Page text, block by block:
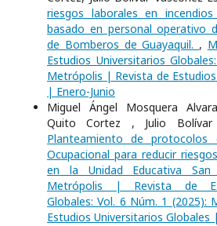
riesgos laborales en
basado en personal operativo
de Bomberos de Guayaquil. ,
Estudios Universitarios
Metrópolis | Revista de
| Enero-Junio
Miguel Ángel Mosquera
Quito Cortez , Julio Bolívar
Planteamiento de protocolos
Ocupacional para reducir
en la Unidad Educativa
Metrópolis | Revista de
Globales: Vol. 6 Núm. 1
Estudios Universitarios Globales